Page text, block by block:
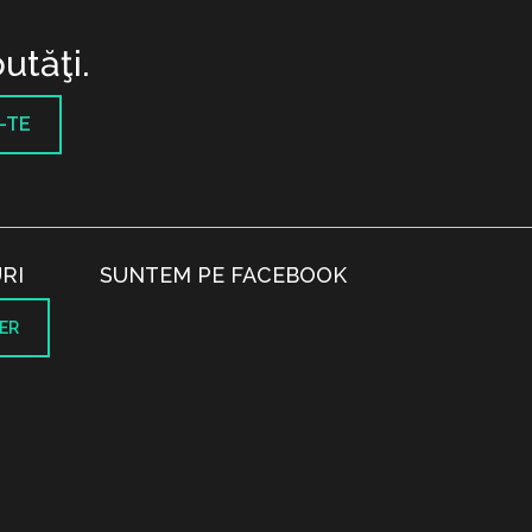
TE
SUNTEM PE FACEBOOK